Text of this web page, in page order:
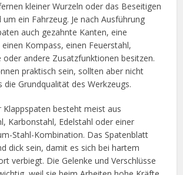
kleiner Wurzeln oder das Beseitigen
ein Fahrzeug. Je nach Ausführung
auch gezahnte Kanten, eine
Kompass, einen Feuerstahl,
oder andere Zusatzfunktionen besitzen.
praktisch sein, sollten aber nicht
die Grundqualität des Werkzeugs.
Klappspaten besteht meist aus
Karbonstahl, Edelstahl oder einer
Stahl-Kombination. Das Spatenblatt
dick sein, damit es sich bei hartem
verbiegt. Die Gelenke und Verschlüsse